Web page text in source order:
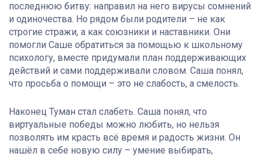
последнюю битву: направил на него вирусы сомнений
и одиночества. Но рядом были родители – не как
строгие стражи, а как союзники и наставники. Они
помогли Саше обратиться за помощью к школьному
психологу, вместе придумали план поддерживающих
действий и сами поддерживали словом. Саша понял,
что просьба о помощи – это не слабость, а смелость.
Наконец Туман стал слабеть. Саша понял, что
виртуальные победы можно любить, но нельзя
позволять им красть всё время и радость жизни. Он
нашёл в себе новую силу – умение выбирать,